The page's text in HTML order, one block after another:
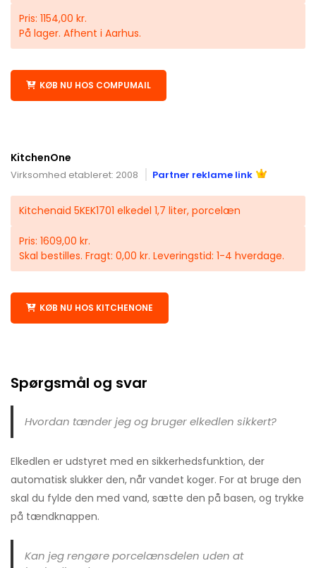
Pris: 1154,00 kr.
På lager. Afhent i Aarhus.
KØB NU HOS COMPUMAIL
KitchenOne
Virksomhed etableret: 2008 Partner reklame link
Kitchenaid 5KEK1701 elkedel 1,7 liter, porcelæn
Pris: 1609,00 kr.
Skal bestilles. Fragt: 0,00 kr. Leveringstid: 1-4 hverdage.
KØB NU HOS KITCHENONE
Spørgsmål og svar
Hvordan tænder jeg og bruger elkedlen sikkert?
Elkedlen er udstyret med en sikkerhedsfunktion, der
automatisk slukker den, når vandet koger. For at bruge den
skal du fylde den med vand, sætte den på basen, og trykke
på tændknappen.
Kan jeg rengøre porcelænsdelen uden at